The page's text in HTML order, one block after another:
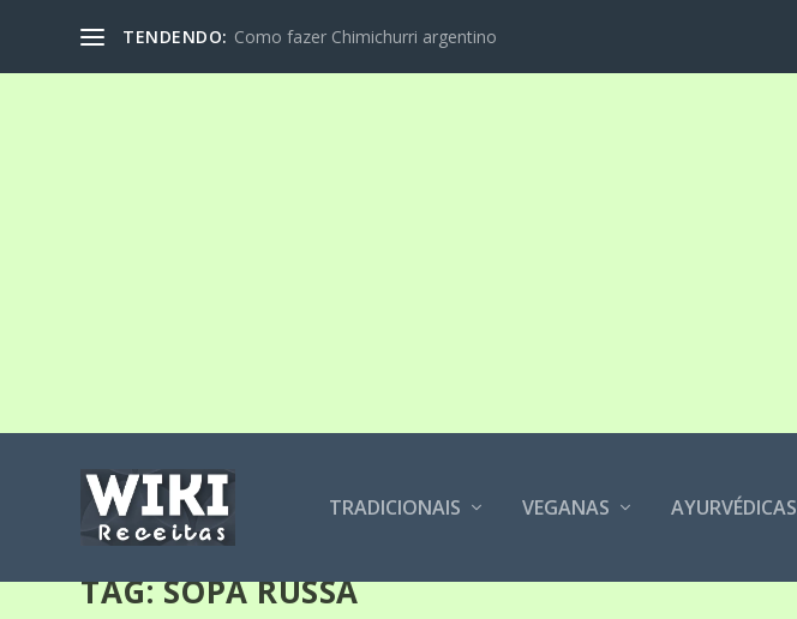
TENDENDO: Como fazer Chimichurri argentino
TRADICIONAIS VEGANAS AYURVÉDICAS
TAG:SOPA RUSSA